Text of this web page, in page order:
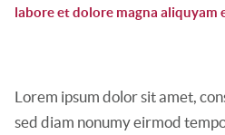
labore et dolore magna aliquyam
Lorem ipsum dolor sit amet,
sed diam nonumy eirmod